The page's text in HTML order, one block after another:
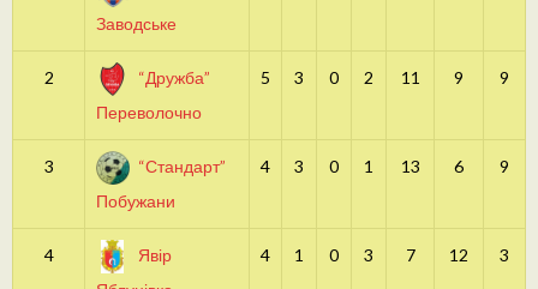
Заводське
2
“Дружба”
Переволочно
5 3 0 2 11 9 9
3
“Стандарт”
Побужани
4 3 0 1 13 6 9
4
Явір
4 1 0 3 7 12 3